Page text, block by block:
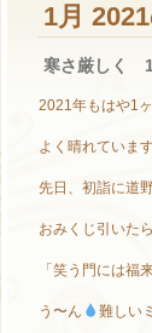
1月 2021
寒さ厳しく 1
2021年もはや1ヶ
よく晴れていま
先日、初詣に道
おみくじ引いた
「笑う門には福
う〜ん 難しい